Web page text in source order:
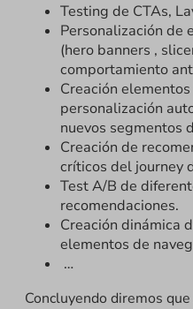
Testing de CTAs,
Personalización de
(hero banners ,
comportamiento
Creación
personalización
nuevos segmentos
Creación de
críticos del journey
Test A/B de
recomendaciones.
Creación dinámica
elementos de
…
Concluyendo diremos